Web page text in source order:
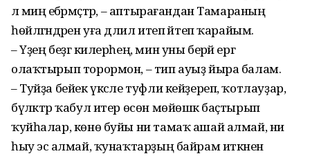
лә миңә ебәрмәҫтәр, – аптырағандан Тамараның
һөйләгәндәрен уға дәлил итеп әйтеп ҡарайым.
– Үҙең беҙгә килерһең, мин уны берәй ергә
олаҡтырып торормон, – тип ауыҙ йыра балам.
– Туйҙа бейек үксәле туфли кейҙереп, ҡотлауҙар,
бүләктәр ҡабул итер өсөн мөйөшкә баҫтырып
ҡуйһалар, көнө буйы ни тамаҡ ашай алмай, ни
һыу эсә алмай, ҡунаҡтарҙың байрам иткәнен